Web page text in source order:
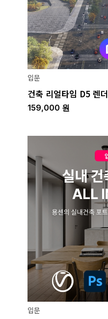
입문
건축 리얼타임 D5 렌더
159,000 원
입문